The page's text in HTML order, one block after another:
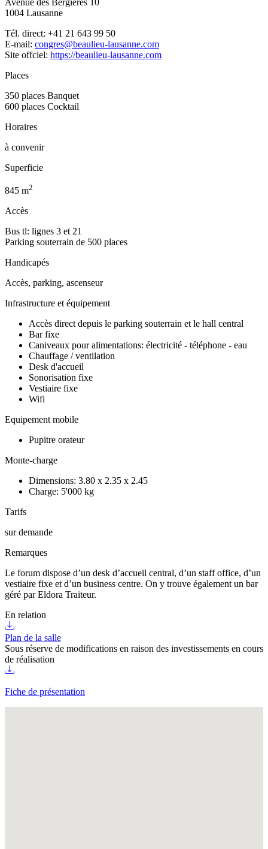
Avenue des Bergières 10
1004 Lausanne
Tél. direct: +41 21 643 99 50
E-mail: congres@beaulieu-lausanne.com
Site offciel: https://beaulieu-lausanne.com
Places
350 places Banquet
600 places Cocktail
Horaires
à convenir
Superficie
845 m2
Accès
Bus tl: lignes 3 et 21
Parking souterrain de 500 places
Handicapés
Accès, parking, ascenseur
Infrastructure et équipement
Accès direct depuis le parking souterrain et le hall central
Bar fixe
Caniveaux pour alimentations: électricité - téléphone - eau
Chauffage / ventilation
Desk d'accueil
Sonorisation fixe
Vestiaire fixe
Wifi
Equipement mobile
Pupitre orateur
Monte-charge
Dimensions: 3.80 x 2.35 x 2.45
Charge: 5'000 kg
Tarifs
sur demande
Remarques
Le forum dispose d’un desk d’accueil central, d’un staff office, d’un
vestiaire fixe et d’un business centre. On y trouve également un bar
géré par Eldora Traiteur.
En relation
Plan de la salle
Sous réserve de modifications en raison des investissements en cours
de réalisation
Fiche de présentation